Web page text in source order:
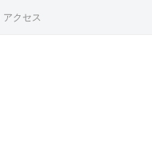
アクセス